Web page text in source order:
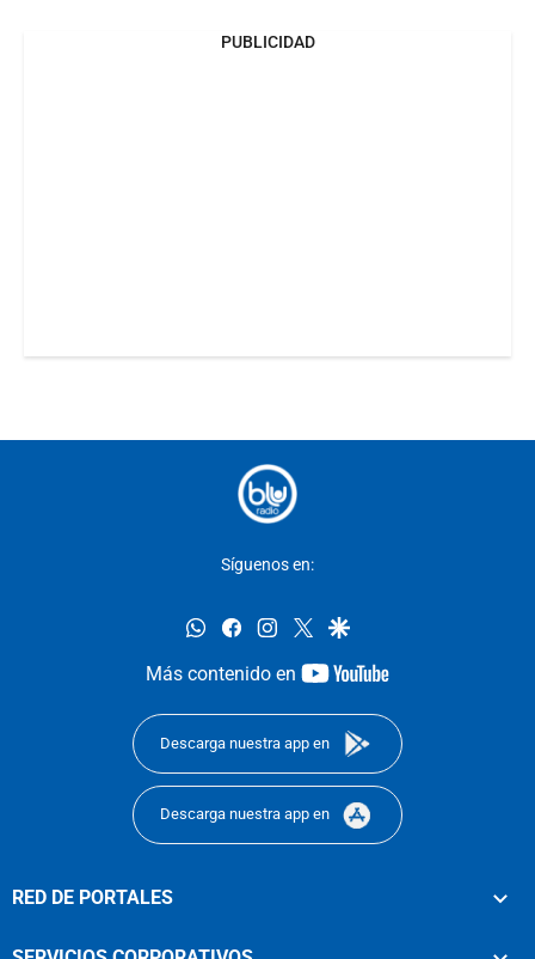
PUBLICIDAD
Síguenos en:
whatsappfacebookinstagram
twittergoogle
Más contenido en
youtube-
Descarga nuestra app en
Descarga nuestra app en
RED DE PORTALES